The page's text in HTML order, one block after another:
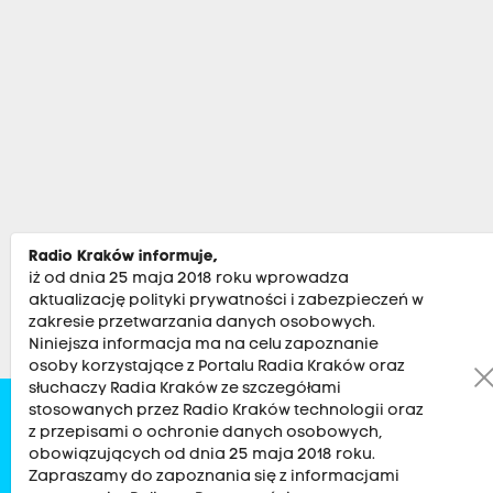
Zobacz Kultura Sport Muzyka Audycje
RADIO KRAKÓW SA. Aleja Juliusza Słowackiego 22, 30-007
Radio Kraków informuje,
iż od dnia 25 maja 2018 roku wprowadza
aktualizację polityki prywatności i zabezpieczeń w
zakresie przetwarzania danych osobowych.
Niniejsza informacja ma na celu zapoznanie
osoby korzystające z Portalu Radia Kraków oraz
słuchaczy Radia Kraków ze szczegółami
stosowanych przez Radio Kraków technologii oraz
z przepisami o ochronie danych osobowych,
obowiązujących od dnia 25 maja 2018 roku.
Zapraszamy do zapoznania się z informacjami